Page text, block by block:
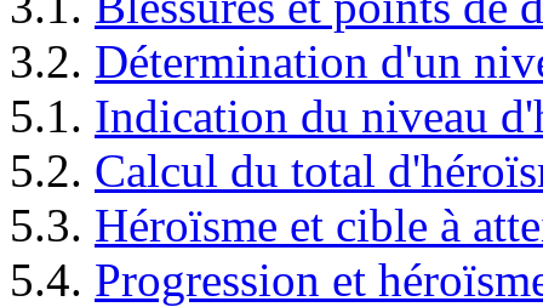
3.2. Détermination d'un
5.1. Indication du niveau
5.2. Calcul du total
5.3. Héroïsme et cible à
5.4. Progression et